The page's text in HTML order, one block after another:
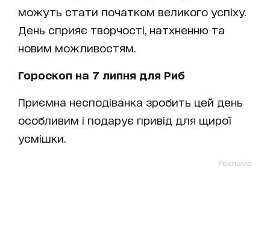
можуть стати початком великого успіху.
День сприяє творчості, натхненню та
новим можливостям.
Гороскоп на 7 липня для Риб
Приємна несподіванка зробить цей день
особливим і подарує привід для щирої
усмішки.
Реклама